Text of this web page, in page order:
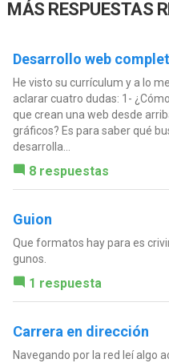
MÁS RESPUESTAS
Desarrollo web
He visto su currículum y a lo
aclarar cuatro dudas: 1-
que crean una web desde
gráficos? Es para saber qué
desarrolla...
8 respuestas
Guion
Que formatos hay para es
gunos.
1 respuesta
Carrera en dirección
Navegando por la red leí algo